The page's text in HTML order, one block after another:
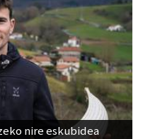
nire eskubidea